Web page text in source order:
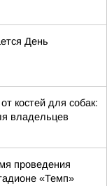
День
костей для собак:
владельцев
проведения
«Темп»